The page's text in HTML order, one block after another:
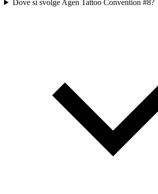
Dove si svolge Agen Tattoo Convention #8?